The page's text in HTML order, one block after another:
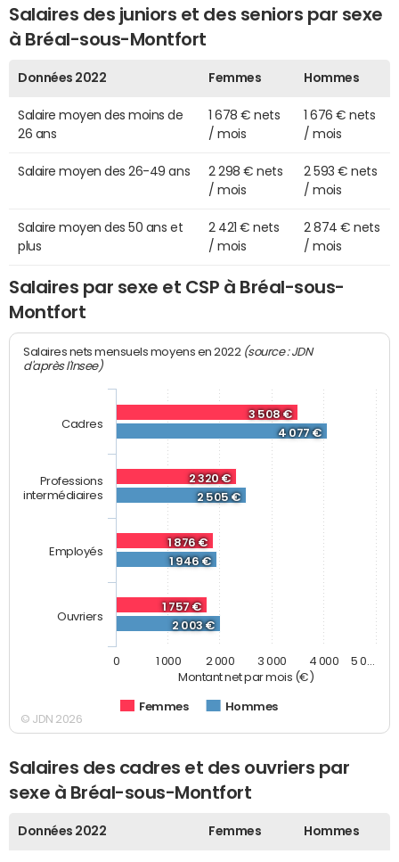
Salaires des juniors et des seniors par sexe
à Bréal-sous-Montfort
Données 2022 Femmes Hommes
Salaire moyen des moins de
26 ans
1 678 € nets
/ mois
1 676 € nets
/ mois
Salaire moyen des 26-49 ans
2 298 € nets
/ mois
2 593 € nets
/ mois
Salaire moyen des 50 ans et
plus
2 421 € nets
/ mois
2 874 € nets
/ mois
Salaires par sexe et CSP à Bréal-sous-
Montfort
Montant net par mois (€)
Salaires nets mensuels moyens en 2022 (source : JDN
d'après l'Insee)
3 508 €
2 320 €
1 876 €
1 757 €
4 077 €
2 505 €
1 946 €
2 003 €
Femmes Hommes
Cadres
Professions
intermédiaires
Employés
Ouvriers
0 1 000 2 000 3 000 4 000 5 0…
© JDN 2026
Salaires des cadres et des ouvriers par
sexe à Bréal-sous-Montfort
Données 2022 Femmes Hommes